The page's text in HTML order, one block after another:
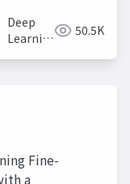
Deep
Learning
50.5K
Fine-
a